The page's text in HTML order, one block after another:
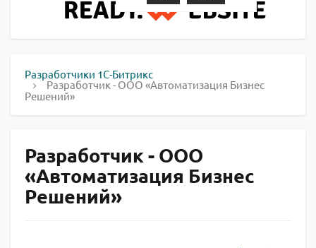
Разработчики 1С-Битрикс
Разработчик - ООО «Автоматизация Бизнес
Решений»
Разработчик - ООО
«Автоматизация Бизнес
Решений»